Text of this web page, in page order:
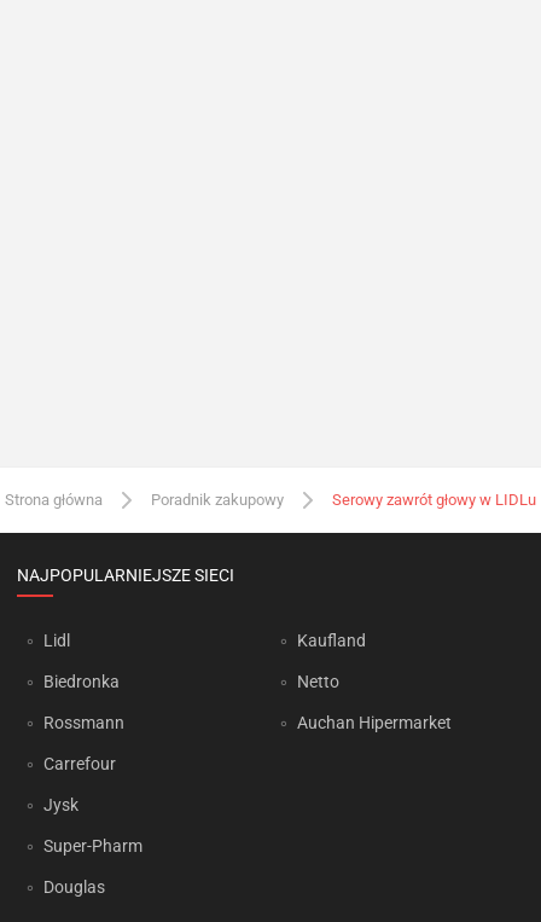
Strona główna Poradnik zakupowy Serowy zawrót głowy w LIDLu
NAJPOPULARNIEJSZE SIECI
Lidl
Biedronka
Rossmann
Carrefour
Jysk
Super-Pharm
Douglas
Kaufland
Netto
Auchan Hipermarket